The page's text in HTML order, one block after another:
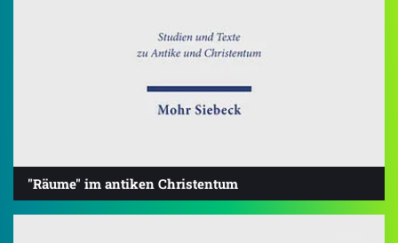
"Räume" im antiken Christentum